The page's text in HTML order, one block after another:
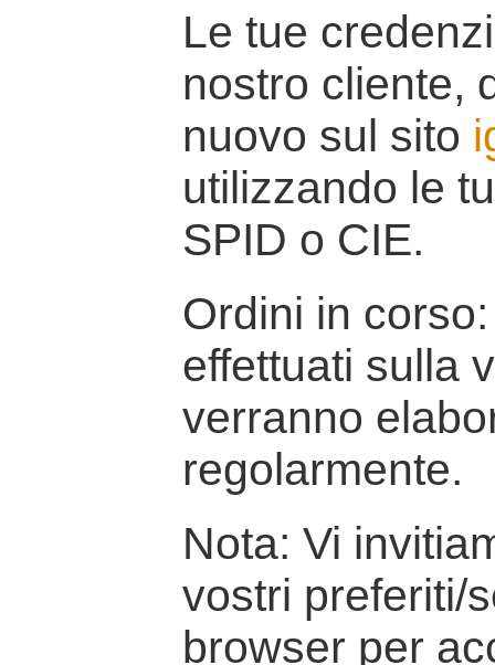
Le tue
nostro cliente,
nuovo sul sito
utilizzando le
SPID o CIE.
Ordini in
effettuati sulla
verranno
regolarmente.
Nota: Vi
vostri preferiti/
browser per